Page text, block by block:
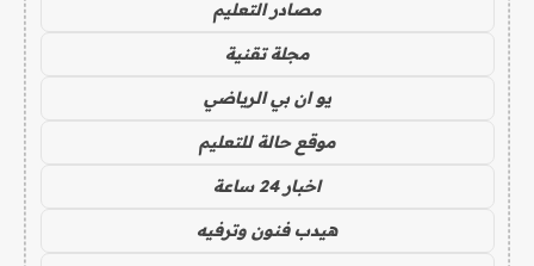
مصادر التعليم
مجلة تقنية
يو ان بي الرياضي
موقع حالة للتعليم
اخبار 24 ساعة
هيدب فنون وترفيه